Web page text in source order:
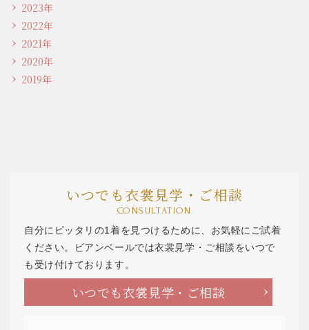
2023年
2022年
2021年
2020年
2019年
いつでも衣裳見学・ご相談
CONSULTATION
自分にピッタリの1着を見つけるために、お気軽にご試着
ください。ビアンベールでは衣裳見学・ご相談をいつで
も受け付けております。
いつでも衣裳見学・ご相談